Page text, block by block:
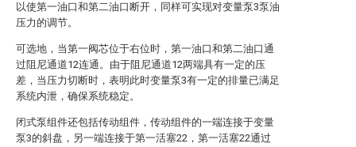
以使第一油口和第二油口断开，同样可实现对变量泵3泵油
压力的调节。
可选地，当第一阀芯位于右位时，第一油口和第二油口通
过阻尼通道12连通。由于阻尼通道12两端具有一定的压
差，当压力切断时，表明此时变量泵3有一定的排量已满足
系统内泄，确保系统稳定。
闭式泵组件还包括传动组件，传动组件的一端连接于变量
泵3的斜盘，另一端连接于第一活塞22，第一活塞22通过